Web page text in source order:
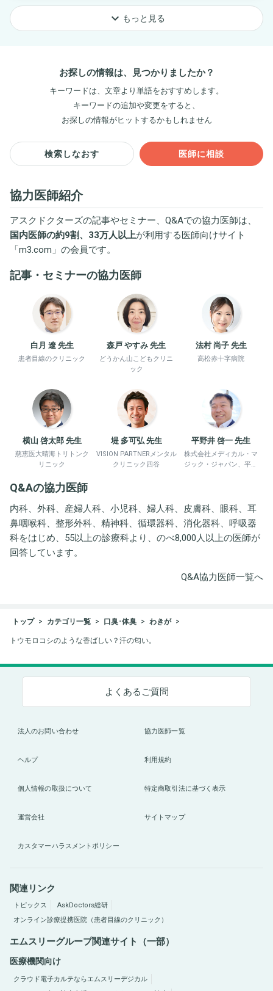
keyboard_arrow_down もっと見る
お探しの情報は、見つかりましたか？
キーワードは、文章より単語をおすすめします。
キーワードの追加や変更をすると、
お探しの情報がヒットするかもしれません
検索しなおす 医師に相談
協力医師紹介
アスクドクターズの記事やセミナー、Q&Aでの協力医師は、
国内医師の約9割、33万人以上が利用する医師向けサイト
「m3.com 」の会員です。
記事・セミナーの協力医師
白月 遼 先生
患者目線のクリニック
森戸 やすみ 先生
どうかん山こどもクリニ
ック
法村 尚子 先生
高松赤十字病院
横山 啓太郎 先生
慈恵医大晴海トリトンク
リニック
堤 多可弘 先生
VISION PARTNERメンタル
クリニック四谷
平野井 啓一 先生
株式会社メディカル・マ
ジック・ジャパン、平野
Q&Aの協力医師
内科、外科、産婦人科、小児科、婦人科、皮膚科、眼科、耳
鼻咽喉科、整形外科、精神科、循環器科、消化器科、呼吸器
科をはじめ、55以上の診療科より、のべ8,000人以上の医師が
回答しています。
Q&A協力医師一覧へ
トップ カテゴリ一覧 口臭･体臭 わきが
トウモロコシのような香ばしい？汗の匂い。
よくあるご質問
法人のお問い合わせ 協力医師一覧
ヘルプ 利用規約
個人情報の取扱について 特定商取引法に基づく表示
運営会社 サイトマップ
カスタマーハラスメントポリシー
関連リンク
トピックス
AskDoctors総研
オンライン診療提携医院（患者目線のクリニック）
エムスリーグループ関連サイト（一部）
医療機関向け
クラウド電子カルテならエムスリーデジカル